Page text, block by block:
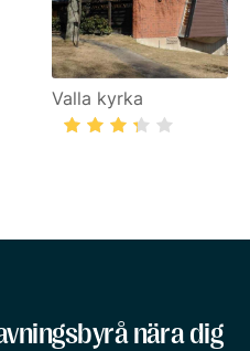
Valla kyrka
nära dig